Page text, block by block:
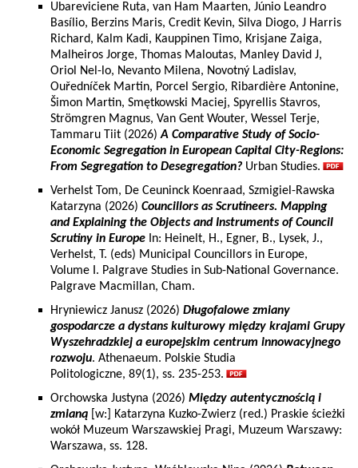
Ubareviciene Ruta, van Ham Maarten, Júnio Leandro
Basílio, Berzins Maris, Credit Kevin, Silva Diogo, J Harris
Richard, Kalm Kadi, Kauppinen Timo, Krisjane Zaiga,
Malheiros Jorge, Thomas Maloutas, Manley David J,
Oriol Nel-lo, Nevanto Milena, Novotný Ladislav,
Ouředníček Martin, Porcel Sergio, Ribardière Antonine,
Šimon Martin, Smętkowski Maciej, Spyrellis Stavros,
Strömgren Magnus, Van Gent Wouter, Wessel Terje,
Tammaru Tiit (2026)A Comparative Study of Socio-
Economic Segregation in European Capital City-Regions:
From Segregation to Desegregation? Urban Studies.
Verhelst Tom, De Ceuninck Koenraad, Szmigiel-Rawska
Katarzyna (2026) Councillors as Scrutineers. Mapping
and Explaining the Objects and Instruments of Council
Scrutiny in Europe In: Heinelt, H., Egner, B., Lysek, J.,
Verhelst, T. (eds) Municipal Councillors in Europe,
Volume I. Palgrave Studies in Sub-National Governance.
Palgrave Macmillan, Cham.
Hryniewicz Janusz (2026) Długofalowe zmiany
gospodarcze a dystans kulturowy między krajami Grupy
Wyszehradzkiej a europejskim centrum innowacyjnego
rozwoju. Athenaeum. Polskie Studia
Politologiczne, 89(1), ss. 235-253.
Orchowska Justyna (2026) Między autentycznością i
zmianą [w:] Katarzyna Kuzko-Zwierz (red.) Praskie ścieżki
wokół Muzeum Warszawskiej Pragi, Muzeum Warszawy:
Warszawa, ss. 128.